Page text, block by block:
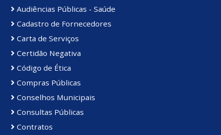
Audiências Públicas - Saúde
Cadastro de Fornecedores
Carta de Serviços
Certidão Negativa
Código de Ética
Compras Públicas
Conselhos Municipais
Consultas Públicas
Contratos